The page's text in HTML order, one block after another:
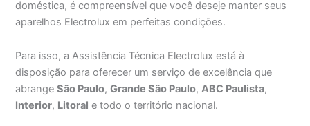
doméstica, é compreensível que você deseje manter seus
aparelhos Electrolux em perfeitas condições.
Para isso, a Assistência Técnica Electrolux está à
disposição para oferecer um serviço de excelência que
abrangeSão Paulo,Grande São Paulo,ABC Paulista,
Interior, Litoral e todo o território nacional.